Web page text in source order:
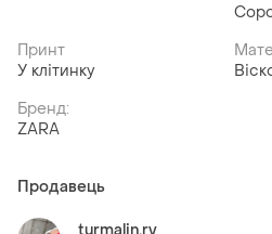
Принт
У клітинку
Бренд:
ZARA
Продавець